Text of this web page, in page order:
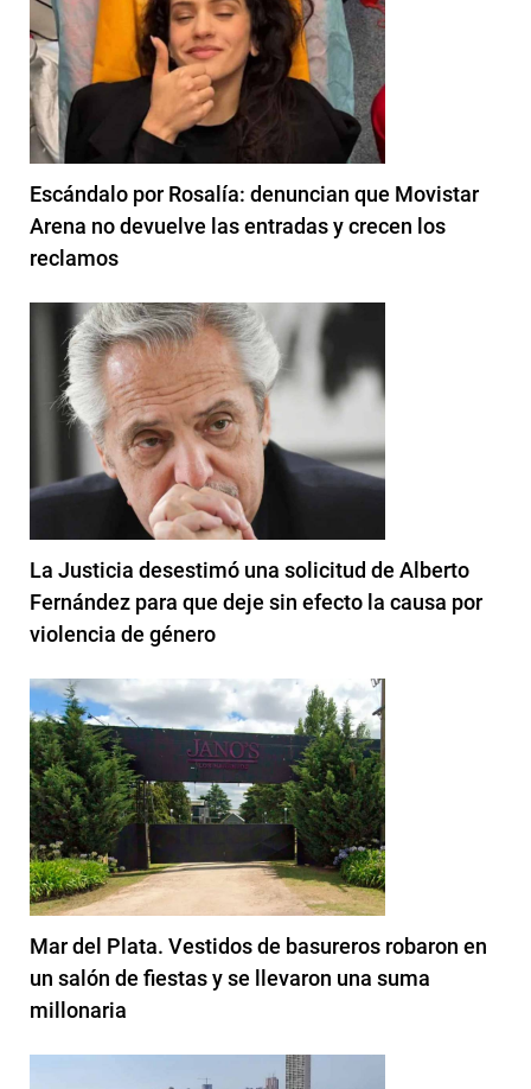
Escándalo por Rosalía: denuncian que Movistar
Arena no devuelve las entradas y crecen los
reclamos
La Justicia desestimó una solicitud de Alberto
Fernández para que deje sin efecto la causa por
violencia de género
Mar del Plata. Vestidos de basureros robaron en
un salón de fiestas y se llevaron una suma
millonaria